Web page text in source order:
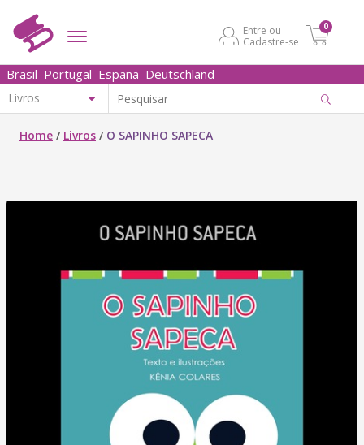
Entre ou
Cadastre-se
0
Brasil Portugal España Deutschland
Home / Livros / O SAPINHO SAPECA